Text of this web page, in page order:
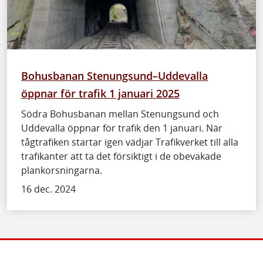
Bohusbanan Stenungsund–Uddevalla
öppnar för trafik 1 januari 2025
Södra Bohusbanan mellan Stenungsund och
Uddevalla öppnar för trafik den 1 januari. När
tågtrafiken startar igen vädjar Trafikverket till alla
trafikanter att ta det försiktigt i de obevakade
plankorsningarna.
16 dec. 2024